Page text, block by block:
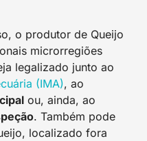
o produtor de Queijo
microrregiões
legalizado junto ao
(IMA), ao
ou, ainda, ao
. Também pode
localizado fora